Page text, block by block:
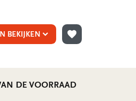
BEKIJKEN
TOEVOEGEN AAN
DE VOORRAAD